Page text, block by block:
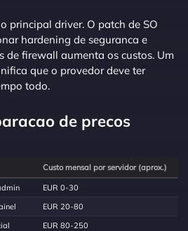
principal driver. O patch de SO
hardening de seguranca e
de firewall aumenta os custos. Um
que o provedor deve ter
todo.
de precos
Custo mensal por servidor (aprox.)
EUR 0-30
EUR 20-80
EUR 80-250